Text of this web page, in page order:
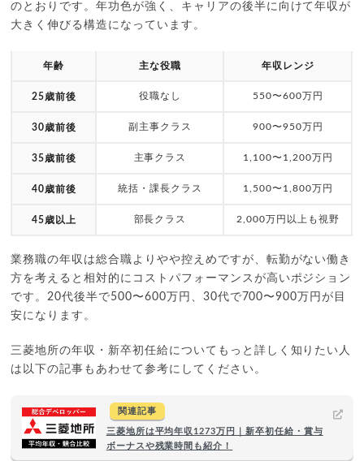
のとおりです。年功色が強く、キャリアの後半に向けて年収が
大きく伸びる構造になっています。
年齢 主な役職 年収レンジ
25歳前後 役職なし 550〜600万円
30歳前後 副主事クラス 900〜950万円
35歳前後 主事クラス 1,100〜1,200万円
40歳前後 統括・課長クラス 1,500〜1,800万円
45歳以上 部長クラス 2,000万円以上も視野
業務職の年収は総合職よりやや控えめですが、転勤がない働き
方を考えると相対的にコストパフォーマンスが高いポジション
です。20代後半で500〜600万円、30代で700〜900万円が目
安になります。
三菱地所の年収・新卒初任給についてもっと詳しく知りたい人
は以下の記事もあわせて参考にしてください。
関連記事
三菱地所は平均年収1273万円｜新卒初任給・賞与
ボーナスや残業時間も紹介！